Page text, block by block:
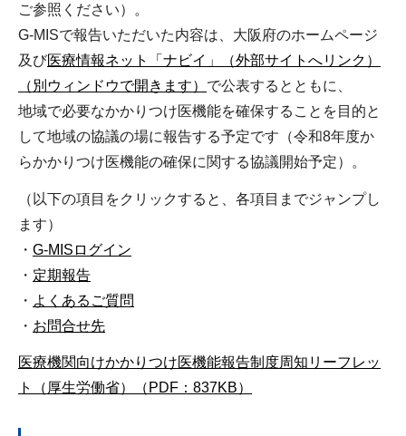
ご参照ください）。
G-MISで報告いただいた内容は、大阪府のホームページ
及び医療情報ネット「ナビイ」（外部サイトへリンク）
（別ウィンドウで開きます） で公表するとともに、
地域で必要なかかりつけ医機能を確保することを目的と
して地域の協議の場に報告する予定です（令和8年度か
らかかりつけ医機能の確保に関する協議開始予定）。
（以下の項目をクリックすると、各項目までジャンプし
ます）
・ G-MISログイン
・ 定期報告
・ よくあるご質問
・ お問合せ先
医療機関向けかかりつけ医機能報告制度周知リーフレッ
ト（厚生労働省）（PDF：837KB）